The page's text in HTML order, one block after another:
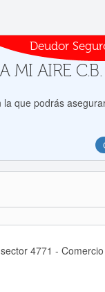
Deudor
MI AIRE C.B.
que podrás
4771 -